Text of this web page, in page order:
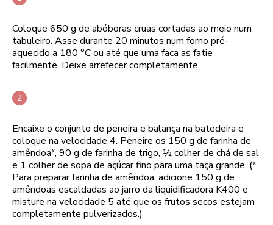
Coloque 650 g de abóboras cruas cortadas ao meio num
tabuleiro. Asse durante 20 minutos num forno pré-
aquecido a 180 °C ou até que uma faca as fatie
facilmente. Deixe arrefecer completamente.
Encaixe o conjunto de peneira e balança na batedeira e
coloque na velocidade 4. Peneire os 150 g de farinha de
amêndoa*, 90 g de farinha de trigo, ½ colher de chá de sal
e 1 colher de sopa de açúcar fino para uma taça grande. (*
Para preparar farinha de amêndoa, adicione 150 g de
amêndoas escaldadas ao jarro da liquidificadora K400 e
misture na velocidade 5 até que os frutos secos estejam
completamente pulverizados.)